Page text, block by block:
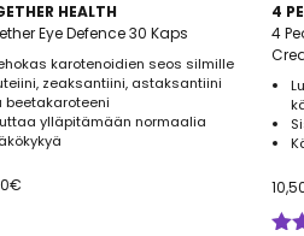
HEALTH
Eye Defence 30 Kaps
karotenoidien seos silmille
zeaksantiini, astaksantiini
beetakaroteeni
ylläpitämään normaalia
€
4
4